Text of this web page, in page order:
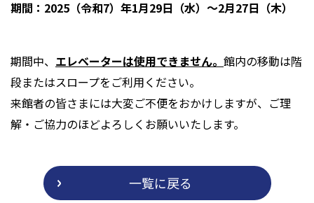
期間：2025（令和7）年1月29日（水）～2月27日（木）
期間中、 エレベーターは使用できません。 館内の移動は階
段またはスロープをご利用ください。
来館者の皆さまには大変ご不便をおかけしますが、ご理
解・ご協力のほどよろしくお願いいたします。
一覧に戻る